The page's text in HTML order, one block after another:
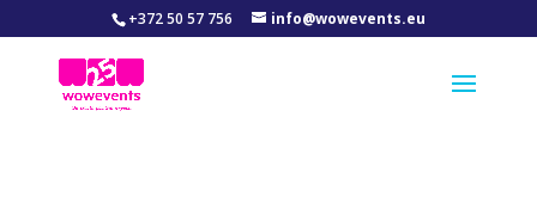
+372 50 57 756 info@wowevents.eu